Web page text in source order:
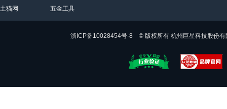
土猫网 五金工具
浙ICP备10028454号-8 © 版权所有 杭州巨星科技股份